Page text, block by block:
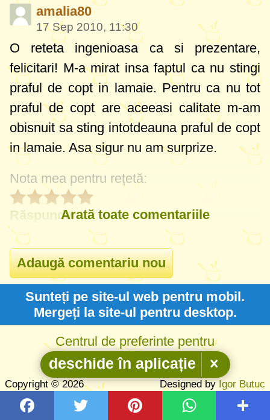
amalia80
17 Sep 2010, 11:30
O reteta ingenioasa ca si prezentare,
felicitari! M-a mirat insa faptul ca nu stingi
praful de copt in lamaie. Pentru ca nu tot
praful de copt are aceeasi calitate m-am
obisnuit sa sting intotdeauna praful de copt
in lamaie. Asa sigur nu am surprize.
Nota mea pentru rețetă:
RăspundeArată toate comentariile
Sunteți pe site-ul web pentru mobil.
Mergeți la site-ul pentru desktop.
Centrul de preferinte pentru
confidentialitate
Copyright © 2026 Designed byIgor Butuc
deschide în aplicație